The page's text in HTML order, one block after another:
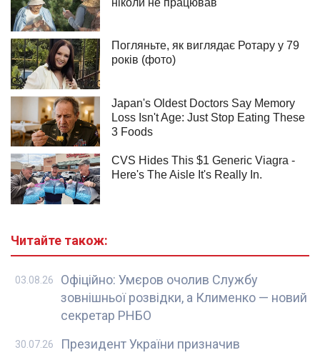
Читайте також:
Офіційно: Умєров очолив Службу
зовнішньої розвідки, а Клименко — новий
секретар РНБО
03.08.26
Президент України призначив
30.07.26